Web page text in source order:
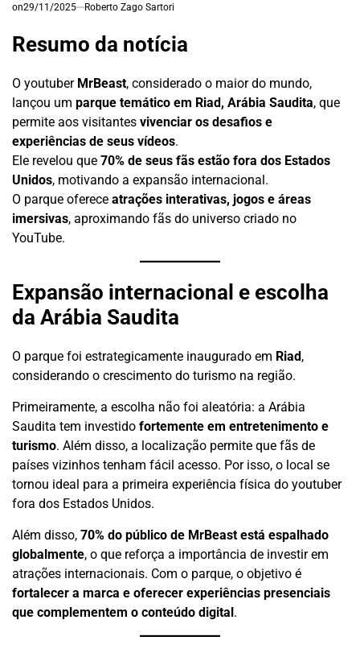
on29/11/2025 Roberto Zago Sartori
Resumo da notícia
O youtuber MrBeast, considerado o maior do mundo,
lançou um parque temático em Riad, Arábia Saudita, que
permite aos visitantes vivenciar os desafios e
experiências de seus vídeos.
Ele revelou que 70% de seus fãs estão fora dos Estados
Unidos, motivando a expansão internacional.
O parque oferece atrações interativas, jogos e áreas
imersivas, aproximando fãs do universo criado no
YouTube.
Expansão internacional e escolha
da Arábia Saudita
O parque foi estrategicamente inaugurado em Riad ,
considerando o crescimento do turismo na região.
Primeiramente, a escolha não foi aleatória: a Arábia
Saudita tem investido fortemente em entretenimento e
turismo. Além disso, a localização permite que fãs de
países vizinhos tenham fácil acesso. Por isso, o local se
tornou ideal para a primeira experiência física do youtuber
fora dos Estados Unidos.
Além disso, 70% do público de MrBeast está espalhado
globalmente, o que reforça a importância de investir em
atrações internacionais. Com o parque, o objetivo é
fortalecer a marca e oferecer experiências presenciais
que complementem o conteúdo digital .